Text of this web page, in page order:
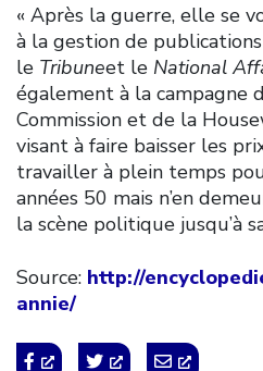
« Après la guerre, elle se
à la gestion de
le Tribuneet le National
également à la campagne
Commission et de la
visant à faire baisser les
travailler à plein temps
années 50 mais n’en
la scène politique jusqu’à
Source: http://
annie/